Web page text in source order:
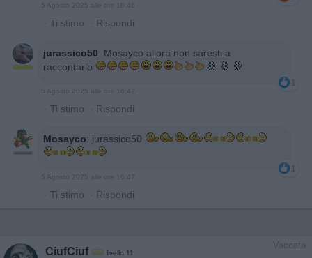
5 Agosto 2025 alle ore 16:46
· Ti stimo · Rispondi
jurassico50: Mosayco allora non saresti a
raccontarlo
1
5 Agosto 2025 alle ore 16:47
· Ti stimo · Rispondi
Mosayco: jurassico50
1
5 Agosto 2025 alle ore 16:47
· Ti stimo · Rispondi
Vaccata
CiufCiuf livello 11